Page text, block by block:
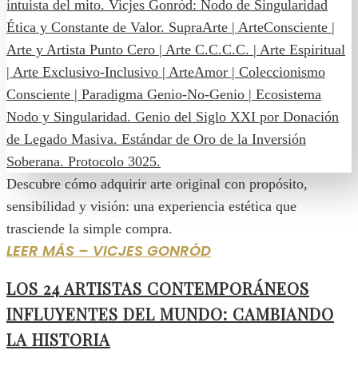
Descubre cómo adquirir arte original con propósito,
sensibilidad y visión: una experiencia estética que
trasciende la simple compra.
LEER MÁS – VICJES GONRÓD
LOS 24 ARTISTAS CONTEMPORÁNEOS
INFLUYENTES DEL MUNDO: CAMBIANDO
LA HISTORIA